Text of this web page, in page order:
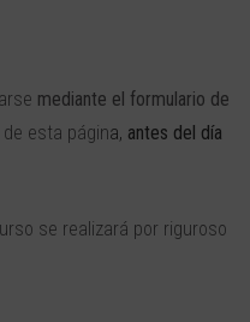
mediante el formulario de
esta página, antes del día
se realizará por riguroso